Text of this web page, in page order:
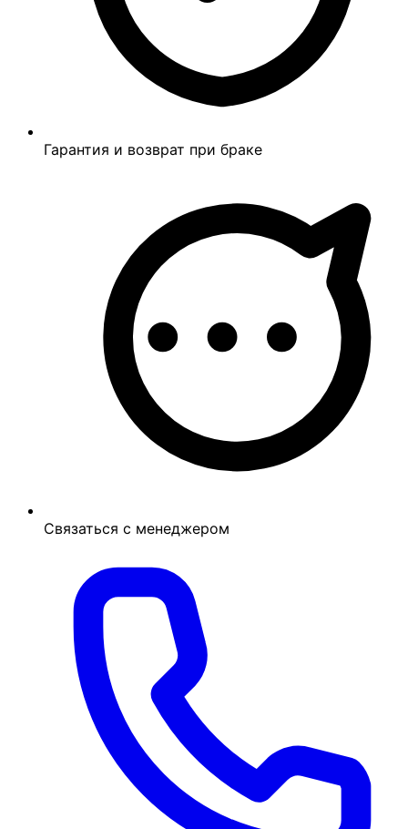
Гарантия и возврат при браке
Связаться с менеджером